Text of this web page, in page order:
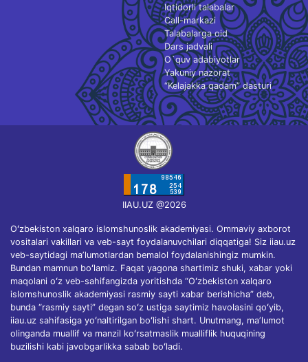
Iqtidorli talabalar
Call-markazi
Talabalarga oid
Dars jadvali
O`quv adabiyotlar
Yakuniy nazorat
“Kelajakka qadam” dasturi
IIAU.UZ @2026
Oʻzbekiston xalqaro islomshunoslik akademiyasi. Ommaviy axborot
vositalari vakillari va veb-sayt foydalanuvchilari diqqatiga! Siz iiau.uz
veb-saytidagi maʼlumotlardan bemalol foydalanishingiz mumkin.
Bundan mamnun boʻlamiz. Faqat yagona shartimiz shuki, xabar yoki
maqolani oʻz veb-sahifangizda yoritishda “Oʻzbekiston xalqaro
islomshunoslik akademiyasi rasmiy sayti xabar berishicha” deb,
bunda “rasmiy sayti” degan soʻz ustiga saytimiz havolasini qoʻyib,
iiau.uz sahifasiga yoʻnaltirilgan boʻlishi shart. Unutmang, maʼlumot
olinganda muallif va manzil koʻrsatmaslik mualliflik huquqining
buzilishi kabi javobgarlikka sabab boʻladi.